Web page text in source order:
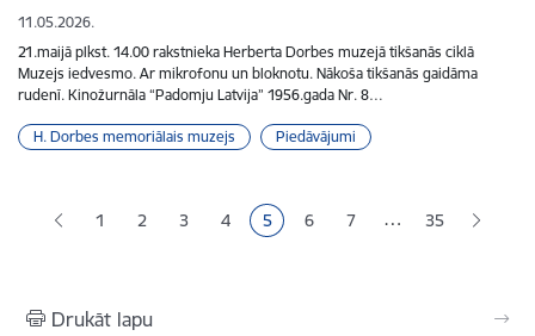
11.05.2026.
21.maijā plkst. 14.00 rakstnieka Herberta Dorbes muzejā tikšanās ciklā
Muzejs iedvesmo. Ar mikrofonu un bloknotu. Nākoša tikšanās gaidāma
rudenī. Kinožurnāla “Padomju Latvija” 1956.gada Nr. 8…
H. Dorbes memoriālais muzejs Piedāvājumi
1 Lapa
2 Lapa
3 Lapa
4 Pašreizējā lapa
5 Lapa
6 Lapa
7 … 35
Drukāt lapu